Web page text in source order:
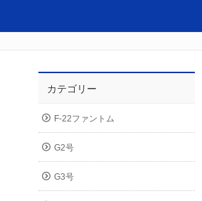
カテゴリー
F-22ファントム
G2号
G3号